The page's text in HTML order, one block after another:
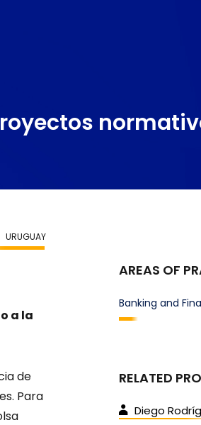
URUGUAY
a la
de
Para
AREAS OF
Banking and
RELATED
Diego